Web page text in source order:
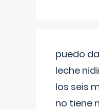
puedo
leche
los seis
no tiene